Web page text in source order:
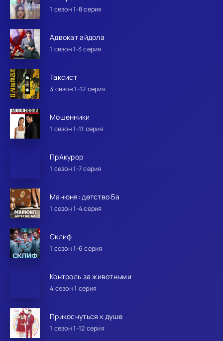
1 сезон 1-8 серия
Адвокат айдола
1 сезон 1-3 серия
Таксист
3 сезон 1-12 серия
Мошенники
1 сезон 1-11 серия
ПрАкурор
1 сезон 1-7 серия
Манюня: детство Ба
1 сезон 1-4 серия
Склиф
1 сезон 1-6 серия
Контроль за животными
4 сезон 1 серия
Прикоснуться к душе
1 сезон 1-12 серия